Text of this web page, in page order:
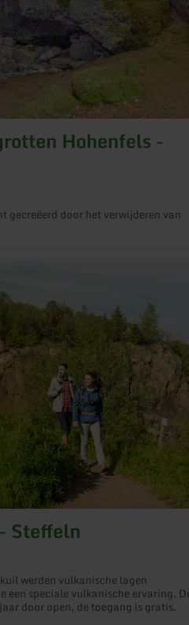
Hohenfels -
gecreëerd door het verwijderen van
Steffeln
werden vulkanische lagen
een speciale vulkanische ervaring.
door open, de toegang is gratis.